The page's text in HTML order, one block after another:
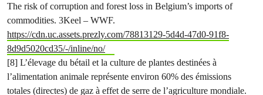
The risk of corruption and forest loss in Belgium’s imports of
commodities. 3Keel – WWF.
https://cdn.uc.assets.prezly.com/78813129-5d4d-47d0-91f8-
8d9d5020cd35/-/inline/no/
[8] L’élevage du bétail et la culture de plantes destinées à
l’alimentation animale représente environ 60% des émissions
totales (directes) de gaz à effet de serre de l’agriculture mondiale.